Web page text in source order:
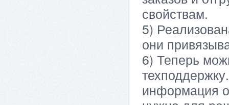
свойствам.
5)
они
6) Теперь
информация